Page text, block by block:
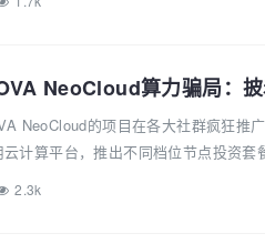
NeoCloud算力骗局：
NeoCloud的项目在各大社群疯狂推
计算平台，推出不同档位节点投资
2.3k